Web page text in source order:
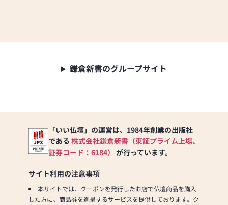
鎌倉新書のグループサイト
「いい仏壇」の運営は、1984年創業の出版社
である 株式会社鎌倉新書（東証プライム上場、
証券コード：6184） が行っています。
サイト利用の注意事項
本サイトでは、クーポンを発行したお店で仏壇商品を購入
した方に、商品券を進呈するサービスを提供しております。ク